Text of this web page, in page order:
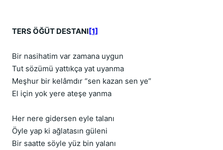
TERS ÖĞÜT DESTANI[1]
Bir nasihatim var zamana uygun
Tut sözümü yattıkça yat uyanma
Meşhur bir kelâmdır “sen kazan sen ye”
El için yok yere ateşe yanma
Her nere gidersen eyle talanı
Öyle yap ki ağlatasın güleni
Bir saatte söyle yüz bin yalanı